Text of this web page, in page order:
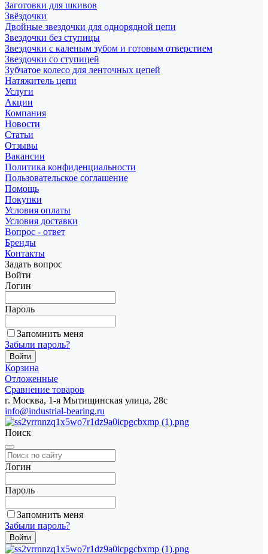
Заготовки для шкивов
Звёздочки
Двойные звездочки для однорядной цепи
Звездочки без ступицы
Звездочки с каленым зубом и готовым отверстием
Звездочки со ступицей
Зубчатое колесо для ленточных цепей
Натяжитель цепи
Услуги
Акции
Компания
Новости
Статьи
Отзывы
Вакансии
Политика конфиденциальности
Пользовательское соглашение
Помощь
Покупки
Условия оплаты
Условия доставки
Вопрос - ответ
Бренды
Контакты
Задать вопрос
Войти
Логин
Пароль
Запомнить меня
Забыли пароль?
Корзина
Отложенные
Сравнение товаров
г. Москва, 1-я Мытищинская улица, 28с
info@industrial-bearing.ru
Поиск
Логин
Пароль
Запомнить меня
Забыли пароль?